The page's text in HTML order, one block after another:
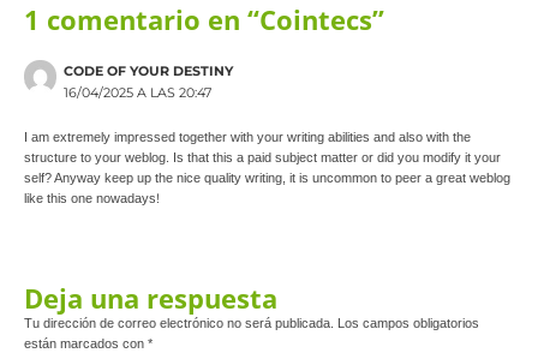
1 comentario en “Cointecs”
CODE OF YOUR DESTINY
16/04/2025 A LAS 20:47
I am extremely impressed together with your writing abilities and also with the
structure to your weblog. Is that this a paid subject matter or did you modify it your
self? Anyway keep up the nice quality writing, it is uncommon to peer a great weblog
like this one nowadays!
Deja una respuesta
Tu dirección de correo electrónico no será publicada.
Los campos obligatorios
están marcados con *